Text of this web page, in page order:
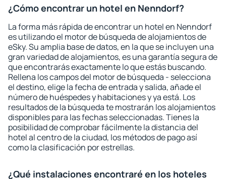
¿Cómo encontrar un hotel en Nenndorf?
La forma más rápida de encontrar un hotel en Nenndorf
es utilizando el motor de búsqueda de alojamientos de
eSky. Su amplia base de datos, en la que se incluyen una
gran variedad de alojamientos, es una garantía segura de
que encontrarás exactamente lo que estás buscando.
Rellena los campos del motor de búsqueda - selecciona
el destino, elige la fecha de entrada y salida, añade el
número de huéspedes y habitaciones y ya está. Los
resultados de la búsqueda te mostrarán los alojamientos
disponibles para las fechas seleccionadas. Tienes la
posibilidad de comprobar fácilmente la distancia del
hotel al centro de la ciudad, los métodos de pago así
como la clasificación por estrellas.
¿Qué instalaciones encontraré en los hoteles